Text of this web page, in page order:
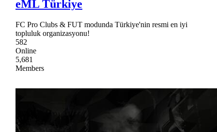
eML Türkiye
FC Pro Clubs & FUT modunda Türkiye'nin resmi en iyi
topluluk organizasyonu!
582
Online
5,681
Members